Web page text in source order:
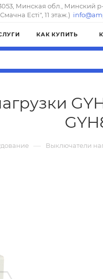
Минская обл., Минский
Естi", 11 этаж.)
КАК КУПИТЬ
— Выключатели